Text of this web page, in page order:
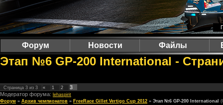
Форум Новости Файлы
Этап №6 GP-200 International -
Страница 3 из 3 « 1 2
3
Модератор форума: lehaspirit
Форум » Архив чемпионатов » FreeRace Gillet Vertigo Cup 2012 » Этап №6 GP-200 International